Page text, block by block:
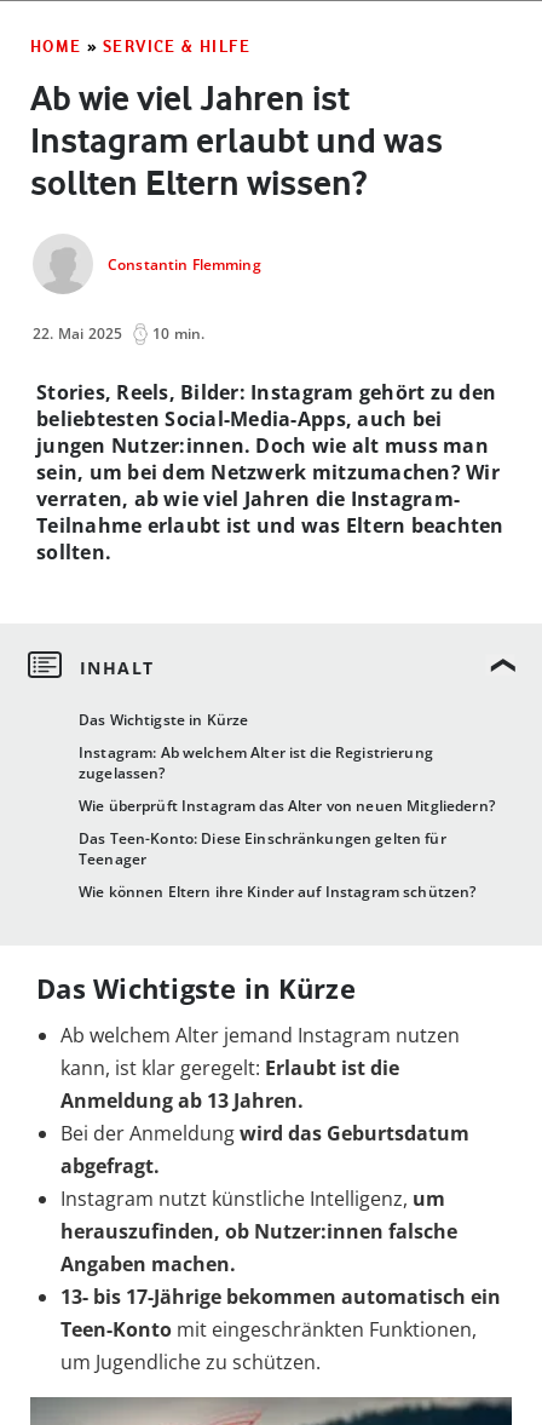
HOME » SERVICE & HILFE
Ab wie viel Jahren ist
Instagram erlaubt und was
sollten Eltern wissen?
Constantin Flemming
22. Mai 2025 10 min.
Das Wichtigste in Kürze
Instagram: Ab welchem Alter ist die Registrierung
zugelassen?
Wie überprüft Instagram das Alter von neuen Mitgliedern?
Das Teen-Konto: Diese Einschränkungen gelten für
Teenager
Wie können Eltern ihre Kinder auf Instagram schützen?
Stories, Reels, Bilder: Instagram gehört zu den
beliebtesten Social-Media-Apps, auch bei
jungen Nutzer:innen. Doch wie alt muss man
sein, um bei dem Netzwerk mitzumachen? Wir
verraten, ab wie viel Jahren die Instagram-
Teilnahme erlaubt ist und was Eltern beachten
sollten.
Das Wichtigste in Kürze
Ab welchem Alter jemand Instagram nutzen
kann, ist klar geregelt: Erlaubt ist die
Anmeldung ab 13 Jahren.
Bei der Anmeldungwird das Geburtsdatum
abgefragt.
Instagram nutzt künstliche Intelligenz, um
herauszufinden, ob Nutzer:innen falsche
Angaben machen.
13- bis 17-Jährige bekommen automatisch ein
Teen-Konto mit eingeschränkten Funktionen,
um Jugendliche zu schützen.